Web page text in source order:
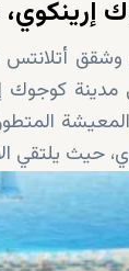
مدينة
والمعيشة
يلتقي